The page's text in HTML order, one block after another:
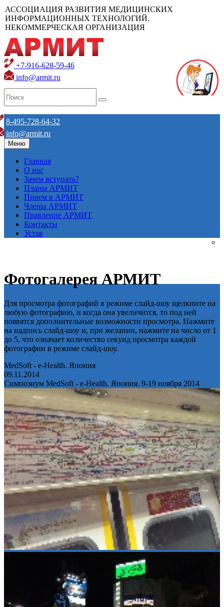
АССОЦИАЦИЯ РАЗВИТИЯ МЕДИЦИНСКИХ
ИНФОРМАЦИОННЫХ ТЕХНОЛОГИЙ.
НЕКОММЕРЧЕСКАЯ ОРГАНИЗАЦИЯ
+7-916-628-59-46
info@armit.ru
8-495-728-64-32
info@armit.ru
Меню
Главная
О нас
Зачем вступать?
Планы АРМИТ
Прием в АРМИТ
Члены АРМИТ
Правление АРМИТ
Контакты
Устав
Фотогалерея АРМИТ
Для просмотра фотографий в режиме слайд-шоу щелкните на
любую фотографию, и когда она увеличится, то под ней
появятся дополнительные возможности просмотра. Нажмите
на надпись слайд-шоу и, при желании, нажмите на число от 1
до 5, что означает количество секунд просмотра каждой
фотографии в режиме слайд-шоу.
MedSoft - e-Health. Япония
09.11.2014
Симпозиум MedSoft - e-Health. Япония. 9-19 ноября 2014